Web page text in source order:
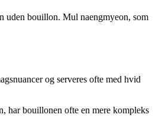
uden bouillon. Mul naengmyeon, som
og serveres ofte med hvid
har bouillonen ofte en mere kompleks